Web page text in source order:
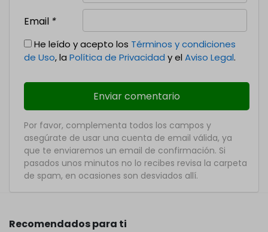
Email *
He leído y acepto los Términos y condiciones
de Uso, la Política de Privacidad y el Aviso Legal.
Por favor, complementa todos los campos y
asegúrate de usar una cuenta de email válida, ya
que te enviaremos un email de confirmación. Si
pasados unos minutos no lo recibes revisa la carpeta
de spam, en ocasiones son desviados allí.
Recomendados para ti